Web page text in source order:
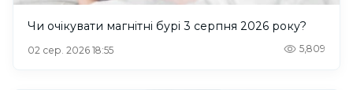
Чи очікувати магнітні бурі 3 серпня 2026 року?
02 сер. 2026 18:55 5,809